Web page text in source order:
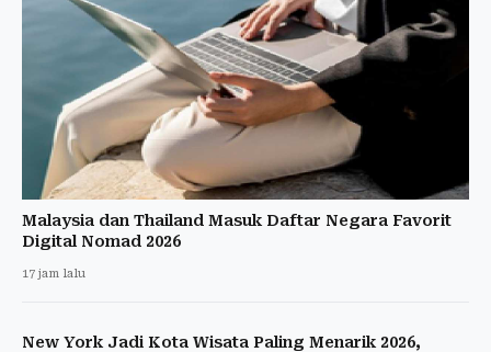
Malaysia dan Thailand Masuk Daftar Negara Favorit
Digital Nomad 2026
17 jam lalu
New York Jadi Kota Wisata Paling Menarik 2026,